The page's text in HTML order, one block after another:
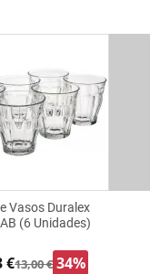
Vasos Duralex
(6 Unidades)
€13,00 € 34%